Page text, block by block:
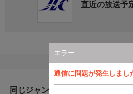
エラー
通信に問題が発生しまし
直近の放送予
同じジャンルのおすすめ番組